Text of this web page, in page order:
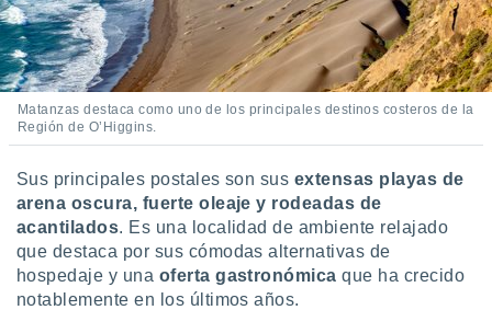
e
publicidad
de
Matanzas destaca como uno de los principales destinos costeros de la
Región de O’Higgins.
Sus principales postales son sus extensas playas de
arena oscura, fuerte oleaje y rodeadas de
acantilados. Es una localidad de ambiente relajado
que destaca por sus cómodas alternativas de
hospedaje y una oferta gastronómicaque ha crecido
notablemente en los últimos años.